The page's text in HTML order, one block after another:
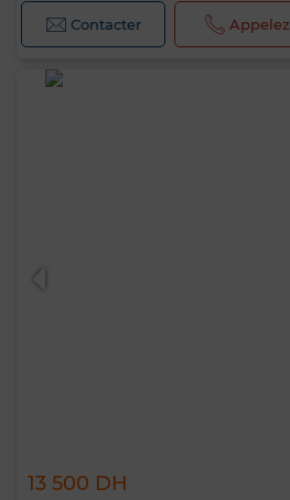
Contacter Appelez
13 500 DH